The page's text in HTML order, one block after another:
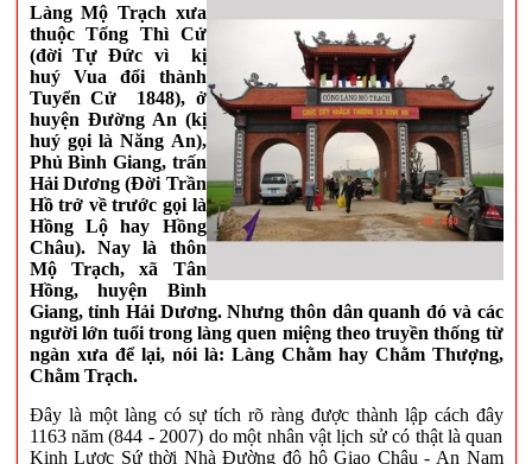
Làng Mộ Trạch xưa
thuộc Tổng Thì Cử
(đời Tự Đức vì kị
huý Vua đổi thành
Tuyển Cử 1848), ở
huyện Đường An (kị
huý gọi là Năng An),
Phủ Bình Giang, trấn
Hải Dương (Đời Trần
Hồ trở về trước gọi là
Hồng Lộ hay Hồng
Châu). Nay là thôn
Mộ Trạch, xã Tân
Hồng, huyện Bình
Giang, tỉnh Hải Dương. Nhưng thôn dân quanh đó và các
người lớn tuổi trong làng quen miệng theo truyền thống từ
ngàn xưa để lại, nói là: Làng Chằm hay Chằm Thượng,
Chằm Trạch.
Đây là một làng có sự tích rõ ràng được thành lập cách đây
1163 năm (844 - 2007) do một nhân vật lịch sử có thật là quan
Kinh Lược Sứ thời Nhà Đường đô hộ Giao Châu - An Nam